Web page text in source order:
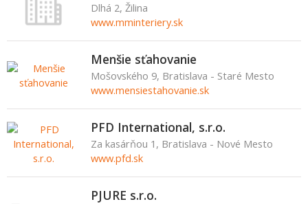
Dlhá 2, Žilina
www.mminteriery.sk
Menšie sťahovanie
Mošovského 9, Bratislava - Staré Mesto
www.mensiestahovanie.sk
PFD International, s.r.o.
Za kasárňou 1, Bratislava - Nové Mesto
www.pfd.sk
PJURE s.r.o.